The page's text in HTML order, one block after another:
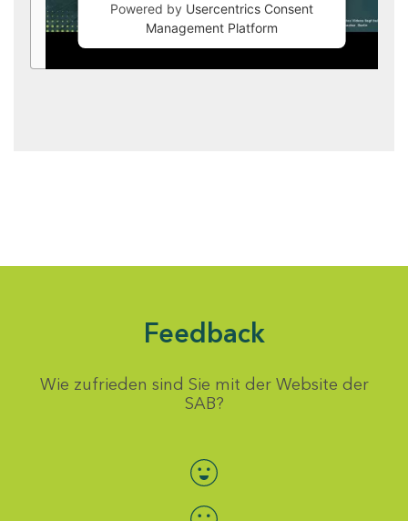
Powered by Usercentrics Consent
Management Platform
Feedback
Wie zufrieden sind Sie mit der Website der
SAB?
Bewertung auswählen